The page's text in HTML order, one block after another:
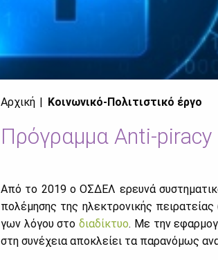
Αρχική Κοινωνικό-Πολιτιστικό έργο
Πρόγραμμα Anti-piracy
Από το 2019 ο ΟΣ­ΔΕΛ ερευ­νά
πο­λέ­μη­σης της ηλε­κτρο­νι­κής
γων λό­γου στοδια­δί­κτυο. Με την
στη συ­νέ­χεια απο­κλεί­ει τα πα­ρα­νό­μως